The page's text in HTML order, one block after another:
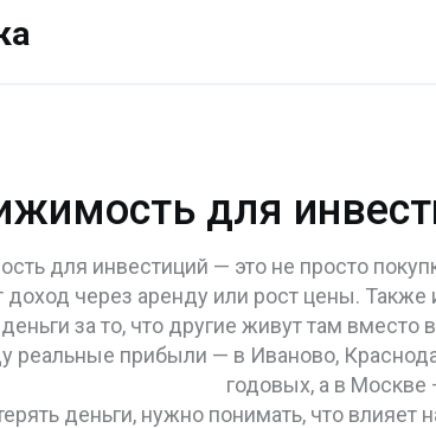
для
для инвестиций — это не просто
доход через аренду или рост цены. Также
за то, что другие живут там вместо
реальные прибыли — в Иваново,
годовых, а в Москве
деньги, нужно понимать, что влияет